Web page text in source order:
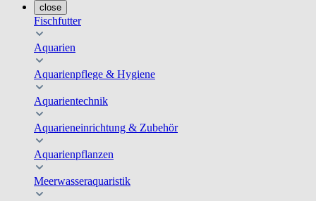
close
Fischfutter
Aquarien
Aquarienpflege & Hygiene
Aquarientechnik
Aquarieneinrichtung & Zubehör
Aquarienpflanzen
Meerwasseraquaristik